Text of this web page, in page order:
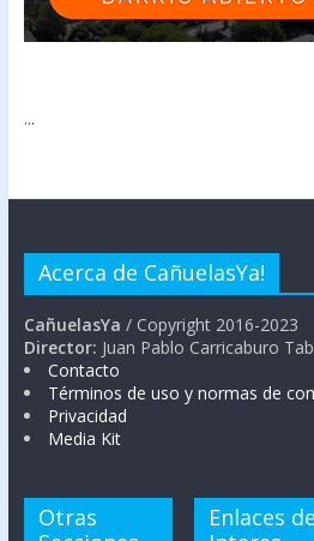
...
Acerca de CañuelasYa!
CañuelasYa / Copyright 2016-2023
Director: Juan Pablo Carricaburo
Contacto
Términos de uso y normas de
Privacidad
Media Kit
Otras
Enlaces de